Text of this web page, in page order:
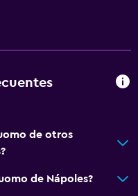
de otros
de Nápoles?